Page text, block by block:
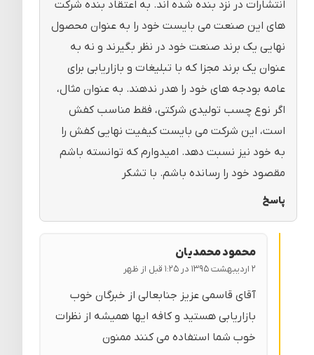
انتشارات در نزد بنده شده اند. به اعتقاد بنده شرکت
های این صنعت می بایست خود را به عنوان محصول
نهایی یک برند صنعت خود در نظر بگیرند و نه به
عنوان یک برند مجزا که با تبلیغات و بازاریابی برای
عامه بودجه های خود را هدر ندهند. به عنوان مثال،
اگر نوع چسب تولیدی شرکتی، فقط مناسب کفش
است، این شرکت می بایست کیفیت نهایی کفش را
به خود نیز نسبت دهد. امیدوارم که توانسته باشم
مقصود خود را رسانده باشم. با تشکر
پاسخ
محمود محمدیان
۲ اردیبهشت ۱۳۹۵ در ۱:۲۵ قبل از ظهر
آقای قاسمی عزیز جنابعالی از خبرگان خوب
بازاریابی هستید و کافه ایها همیشه از نظرات
خوب شما استفاده می کنند ممنون